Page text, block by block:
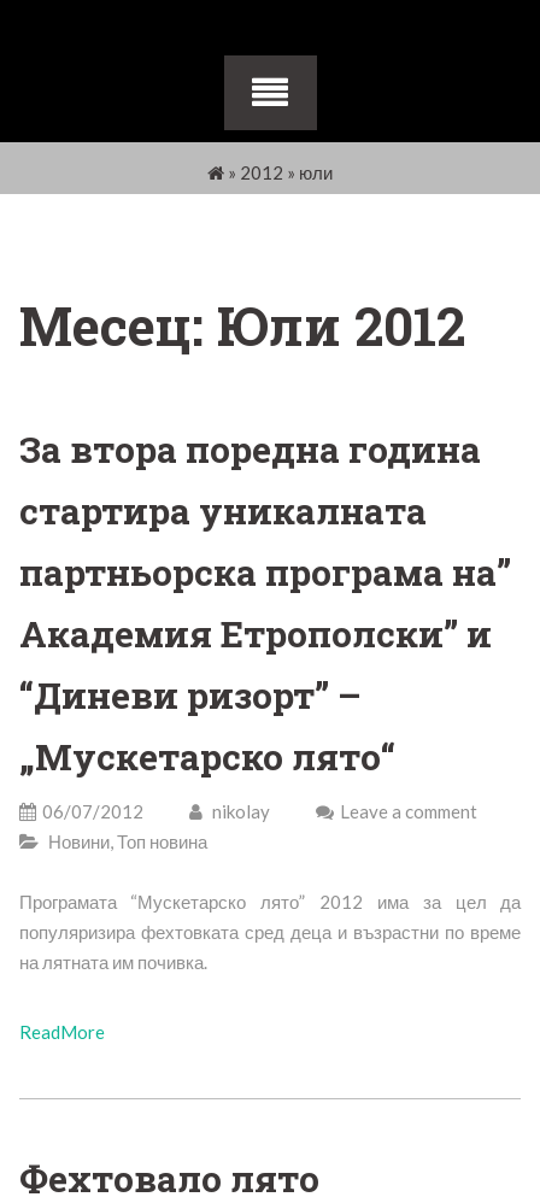
» 2012 » юли
Месец: Юли 2012
За втора поредна година
стартира уникалната
партньорска програма на”
Академия Етрополски” и
“Диневи ризорт” –
„Мускетарско лято“
06/07/2012 nikolay
Leave a comment
Новини,Топ новина
Програмата “Мускетарско лято” 2012 има за цел да
популяризира фехтовката сред деца и възрастни по време
на лятната им почивка.
ReadMore
Фехтовало лято